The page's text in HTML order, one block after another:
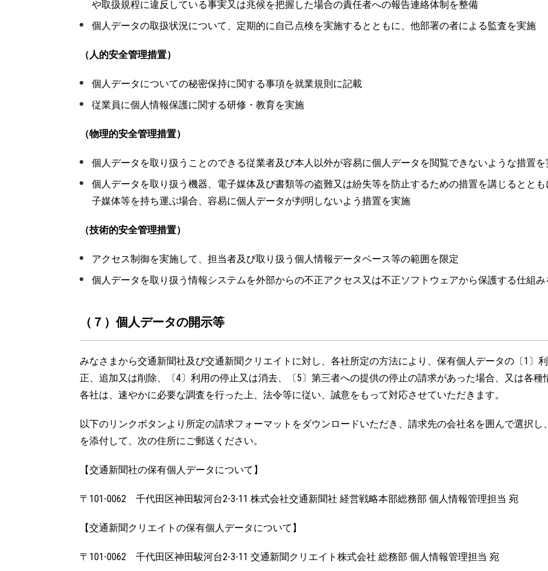
や取扱規程に違反している事実又は兆候を把握した場合の責任者への報告連絡体制を整備
個人データの取扱状況について、定期的に自己点検を実施するとともに、他部署の者による監査を実施
（人的安全管理措置）
個人データについての秘密保持に関する事項を就業規則に記載
従業員に個人情報保護に関する研修・教育を実施
（物理的安全管理措置）
個人データを取り扱うことのできる従業者及び本人以外が容易に個人データを閲覧できないような措置を
個人データを取り扱う機器、電子媒体及び書類等の盗難又は紛失等を防止するための措置を講じるとと
子媒体等を持ち運ぶ場合、容易に個人データが判明しないよう措置を実施
（技術的安全管理措置）
アクセス制御を実施して、担当者及び取り扱う個人情報データベース等の範囲を限定
個人データを取り扱う情報システムを外部からの不正アクセス又は不正ソフトウェアから保護する仕組み
（７）個人データの開示等
みなさまから交通新聞社及び交通新聞クリエイトに対し、各社所定の方法により、保有個人データの〔1〕
正、追加又は削除、〔4〕利用の停止又は消去、〔5〕第三者への提供の停止の請求があった場合、又は各種
各社は、速やかに必要な調査を行った上、法令等に従い、誠意をもって対応させていただきます。
以下のリンクボタンより所定の請求フォーマットをダウンロードいただき、請求先の会社名を囲んで選択
を添付して、次の住所にご郵送ください。
【交通新聞社の保有個人データについて】
〒101-0062 千代田区神田駿河台2-3-11 株式会社交通新聞社 経営戦略本部総務部 個人情報管理担当 宛
【交通新聞クリエイトの保有個人データについて】
〒101-0062 千代田区神田駿河台2-3-11 交通新聞クリエイト株式会社 総務部 個人情報管理担当 宛